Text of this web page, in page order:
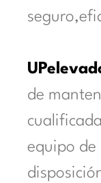
de
equipo de